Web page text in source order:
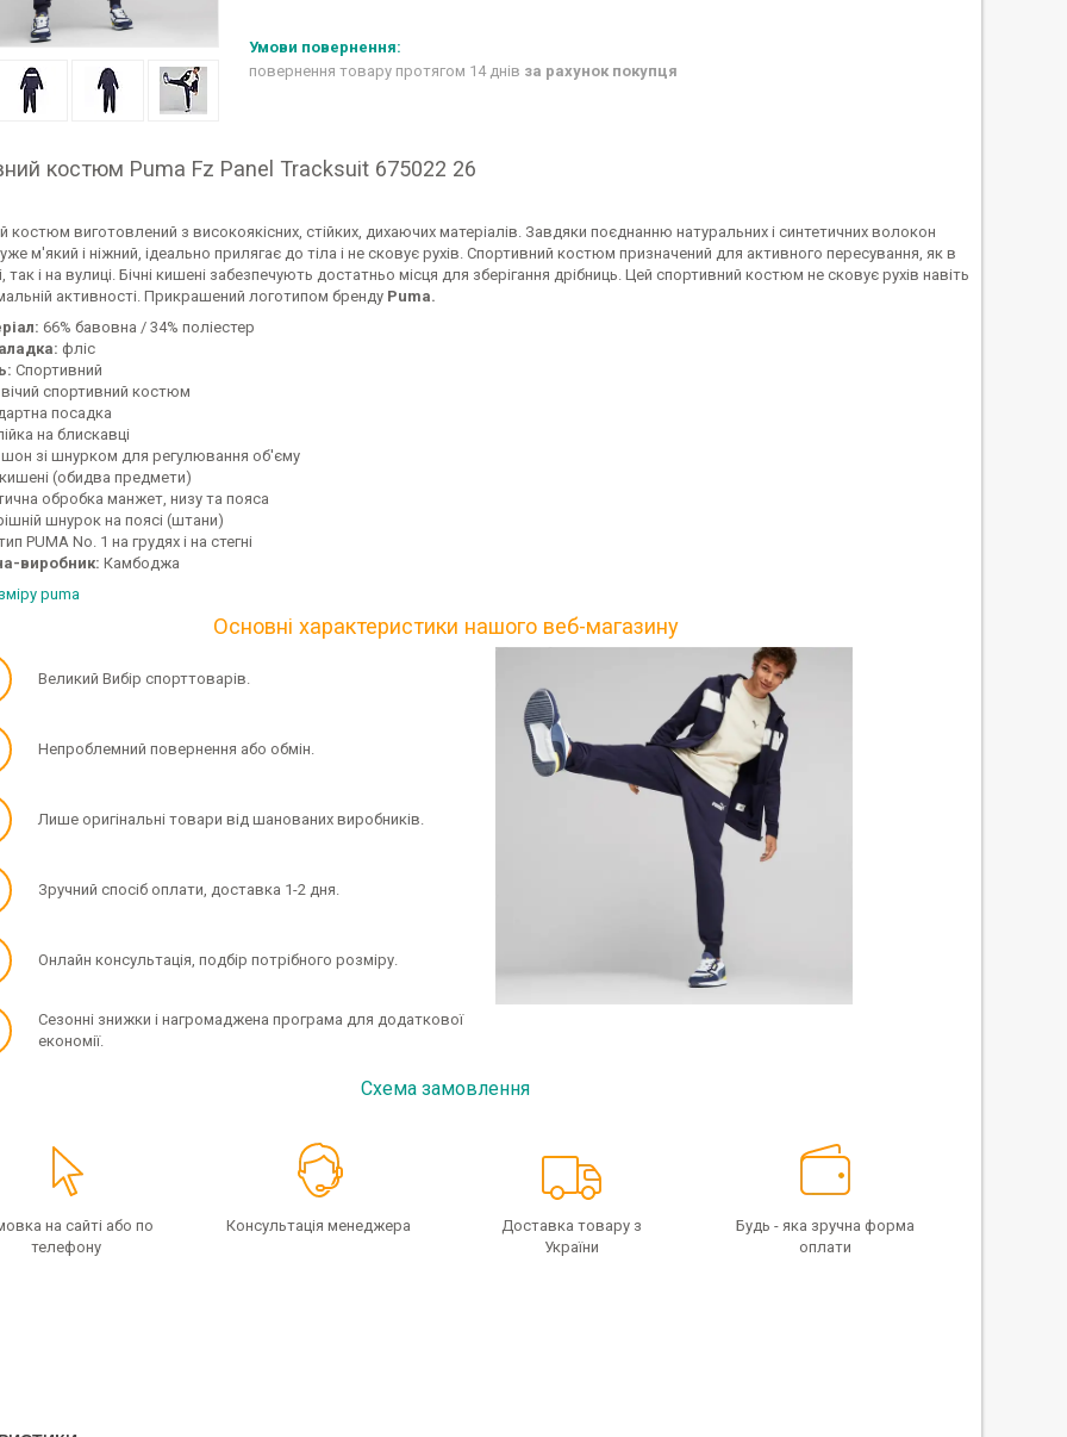
повернення товару протягом 14 днів за рахунок покупця
костюм Puma Fz Panel Tracksuit 675022 26
костюм виготовлений з високоякісних, стійких, дихаючих матеріалів. Завдяки поєднанню натуральних і синтетичних волокон
м'який і ніжний, ідеально прилягає до тіла і не сковує рухів. Спортивний костюм призначений для активного пересування, як в
так і на вулиці. Бічні кишені забезпечують достатньо місця для зберігання дрібниць. Цей спортивний костюм не сковує рухів навіть
активності. Прикрашений логотипом бренду Puma.
66% бавовна / 34% поліестер
фліс
Спортивний
спортивний костюм
посадка
на блискавці
зі шнурком для регулювання об'єму
кишені (обидва предмети)
обробка манжет, низу та пояса
шнурок на поясі (штани)
PUMA No. 1 на грудях і на стегні
виробник: Камбоджа
puma
Основні характеристики нашого веб-магазину
Великий Вибір спорттоварів.
Непроблемний повернення або обмін.
Лише оригінальні товари від шанованих виробників.
Зручний спосіб оплати, доставка 1-2 дня.
Онлайн консультація, подбір потрібного розміру.
Сезонні знижки і нагромаджена програма для додаткової
економії.
Схема замовлення
на сайті або по
телефону
Консультація менеджера
Доставка товару з
України
Будь - яка зручна форма
оплати